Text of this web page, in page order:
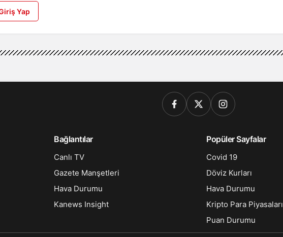
Yap
Bağlantılar
Canlı TV
Gazete Manşetleri
Hava Durumu
Kanews Insight
Popüler Sayfalar
Covid 19
Döviz Kurları
Hava Durumu
Kripto Para Piyasaları
Puan Durumu